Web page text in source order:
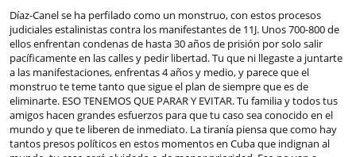
Díaz-Canel se ha perfilado como un monstruo, con estos procesos
judiciales estalinistas contra los manifestantes de 11J. Unos 700-800 de
ellos enfrentan condenas de hasta 30 años de prisión por solo salir
pacíficamente en las calles y pedir libertad. Tu que ni llegaste a juntarte
a las manifestaciones, enfrentas 4 años y medio, y parece que el
monstruo te teme tanto que sigue el plan de siempre que es de
eliminarte. ESO TENEMOS QUE PARAR Y EVITAR. Tu familia y todos tus
amigos hacen grandes esfuerzos para que tu caso sea conocido en el
mundo y que te liberen de inmediato. La tiranía piensa que como hay
tantos presos políticos en estos momentos en Cuba que indignan al